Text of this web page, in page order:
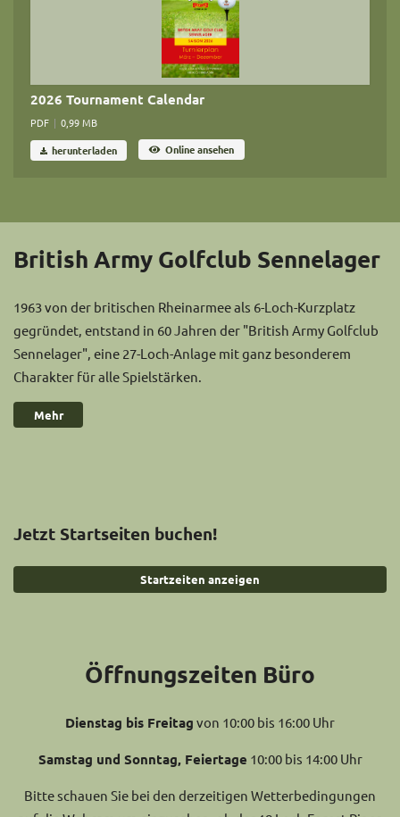
2026 Tournament Calendar
PDF | 0,99 MB
herunterladen
Online ansehen
British Army Golfclub Sennelager
1963 von der britischen Rheinarmee als 6-Loch-Kurzplatz
gegründet, entstand in 60 Jahren der "British Army Golfclub
Sennelager", eine 27-Loch-Anlage mit ganz besonderem
Charakter für alle Spielstärken.
Mehr
Jetzt Startseiten buchen!
Startzeiten anzeigen
Öffnungszeiten Büro
Dienstag bis Freitag von 10:00 bis 16:00 Uhr
Samstag und Sonntag, Feiertage 10:00 bis 14:00 Uhr
Bitte schauen Sie bei den derzeitigen Wetterbedingungen